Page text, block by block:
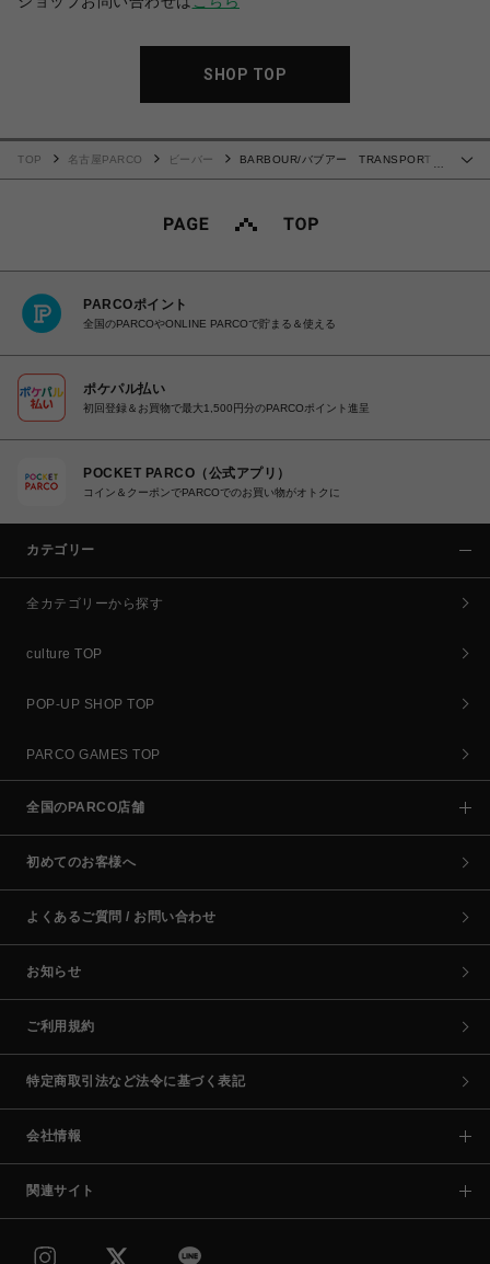
SHOP TOP
…
TOP 名古屋PARCO ビーバー
BARBOUR/バブアー TRANSPORT
PARCOポイント
全国のPARCOやONLINE PARCOで貯まる＆使える
ポケパル払い
初回登録＆お買物で最大1,500円分のPARCOポイント進呈
POCKET PARCO（公式アプリ）
コイン＆クーポンでPARCOでのお買い物がオトクに
カテゴリー
全カテゴリーから探す
culture TOP
POP-UP SHOP TOP
PARCO GAMES TOP
全国のPARCO店舗
初めてのお客様へ
よくあるご質問 / お問い合わせ
お知らせ
ご利用規約
特定商取引法など法令に基づく表記
会社情報
関連サイト